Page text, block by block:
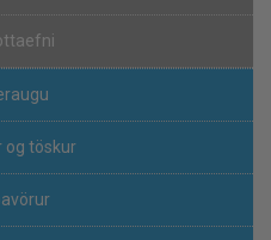
og töskur